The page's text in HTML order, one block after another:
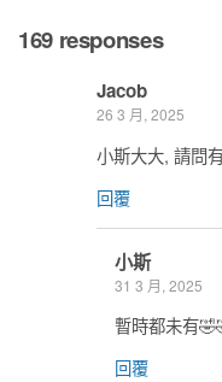
169 responses
Jacob
26 3 月, 2025
小斯大大, 請問
回覆
小斯
31 3 月, 2025
暫時都未有
回覆